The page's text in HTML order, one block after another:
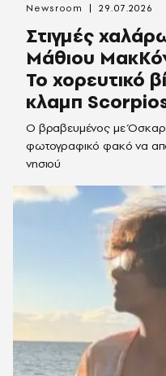
Στιγμές
Μάθιου
Το χορευτικό
κλαμπ
Ο βραβευμένος με Όσκαρ
φωτογραφικό φακό να
νησιού
Newsroom 29.07.2026